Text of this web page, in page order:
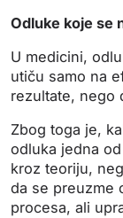
Odluke koje se
U medicini,
utiču samo na
rezultate, nego
Zbog toga je,
odluka jedna
kroz teoriju,
da se preuzme
procesa, ali